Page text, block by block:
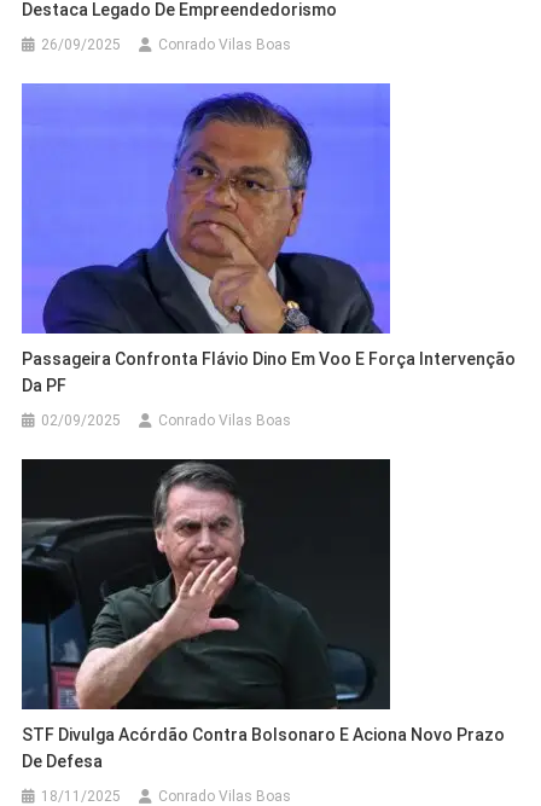
Destaca Legado De Empreendedorismo
26/09/2025 Conrado Vilas Boas
Passageira Confronta Flávio Dino Em Voo E Força Intervenção
Da PF
02/09/2025 Conrado Vilas Boas
STF Divulga Acórdão Contra Bolsonaro E Aciona Novo Prazo
De Defesa
18/11/2025 Conrado Vilas Boas